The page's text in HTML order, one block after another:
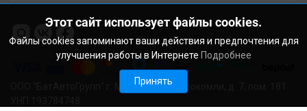
ООО "БатАвтоГрупп" г. Минск, ул. В. Сырокомли, д. 7, пом. 181
Этот сайт использует файлы cookies.
Файлы cookies запоминают ваши действия и предпочтения для
улучшения работы в Интернете Подробнее
Принять